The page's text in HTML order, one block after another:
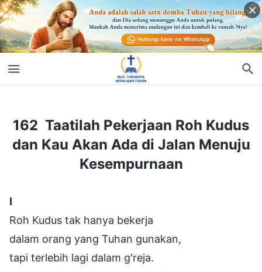
162 Taatilah Pekerjaan Roh Kudus
dan Kau Akan Ada di Jalan Menuju
Kesempurnaan
Ⅰ
Roh Kudus tak hanya bekerja
dalam orang yang Tuhan gunakan,
tapi terlebih lagi dalam g'reja.